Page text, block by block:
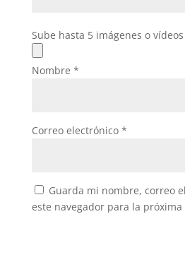
Sube hasta 5 imágenes o vídeos
Nombre *
Correo electrónico *
Guarda mi nombre, correo
este navegador para la